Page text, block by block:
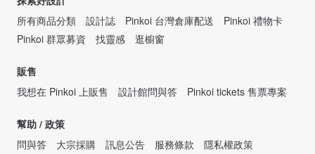
所有商品分類
設計誌 Pinkoi 台灣倉庫配送
Pinkoi 禮物卡
Pinkoi 群眾募資
找靈感 逛櫥窗
販售
我想在 Pinkoi 上販售
設計館問與答 Pinkoi tickets 售票專案
幫助 / 政策
問與答
大宗採購 訊息公告 服務條款
隱私權政策